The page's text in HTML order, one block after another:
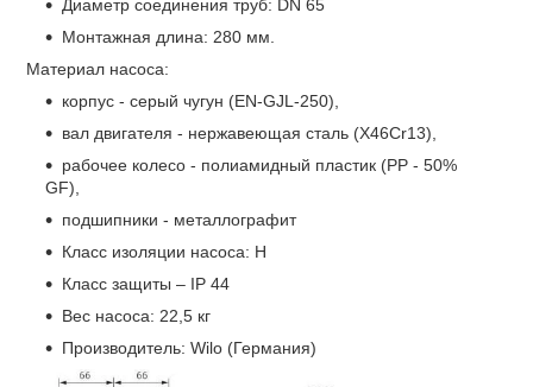
Диаметр соединения труб: DN 65
Монтажная длина: 280 мм.
Материал насоса:
корпус - серый чугун (EN-GJL-250),
вал двигателя - нержавеющая сталь (X46Cr13),
рабочее колесо - полиамидный пластик (PP - 50%
GF),
подшипники - металлографит
Класс изоляции насоса: Н
Класс защиты – IP 44
Вес насоса: 22,5 кг
Производитель: Wilo (Германия)